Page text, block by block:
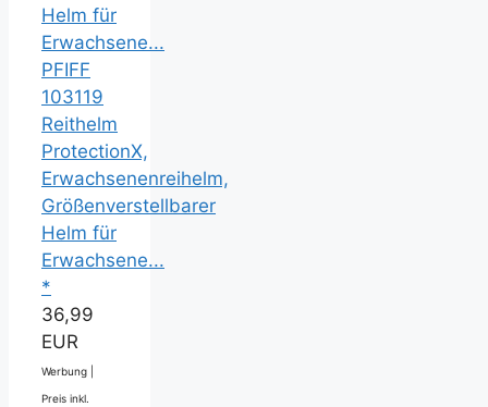
PFIFF
103119
Reithelm
ProtectionX,
Erwachsenenreihelm,
Größenverstellbarer
Helm für
Erwachsene...
*
36,99
EUR
Werbung |
Preis inkl.